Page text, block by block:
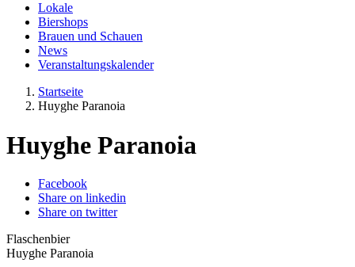
Lokale
Biershops
Brauen und Schauen
News
Veranstaltungskalender
Startseite
Huyghe Paranoia
Huyghe Paranoia
Facebook
Share on linkedin
Share on twitter
Flaschenbier
Huyghe Paranoia